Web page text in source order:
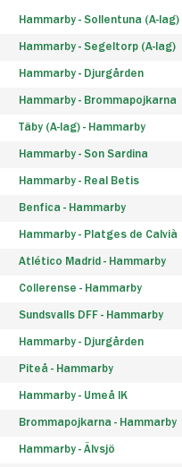
Hammarby - Sollentuna (A-lag)
Hammarby - Segeltorp (A-lag)
Hammarby - Djurgården
Hammarby - Brommapojkarna
Täby (A-lag) - Hammarby
Hammarby - Son Sardina
Hammarby - Real Betis
Benfica - Hammarby
Hammarby - Platges de Calvià
Atlético Madrid - Hammarby
Collerense - Hammarby
Sundsvalls DFF - Hammarby
Hammarby - Djurgården
Piteå - Hammarby
Hammarby - Umeå IK
Brommapojkarna - Hammarby
Hammarby - Älvsjö